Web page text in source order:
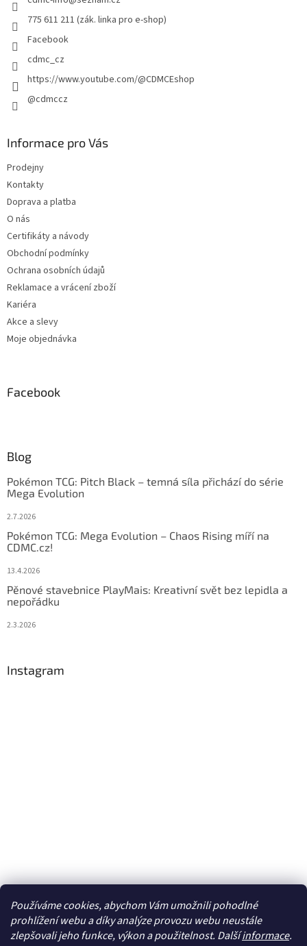
Používáme cookies, abychom Vám umožnili pohodlné
prohlížení webu a díky analýze provozu webu neustále
zlepšovali jeho funkce, výkon a použitelnost. Dalšíinformace.
775 611 211 (zák. linka pro e-shop)
Facebook
cdmc_cz
https://www.youtube.com/@CDMCEshop
@cdmccz
Informace pro Vás
Prodejny
Kontakty
Doprava a platba
O nás
Certifikáty a návody
Obchodní podmínky
Ochrana osobních údajů
Reklamace a vrácení zboží
Kariéra
Akce a slevy
Moje objednávka
Facebook
Blog
Pokémon TCG: Pitch Black – temná síla přichází do série
Mega Evolution
2.7.2026
Pokémon TCG: Mega Evolution – Chaos Rising míří na
CDMC.cz!
13.4.2026
Pěnové stavebnice PlayMais: Kreativní svět bez lepidla a
nepořádku
2.3.2026
Instagram
Sledovat na Instagramu